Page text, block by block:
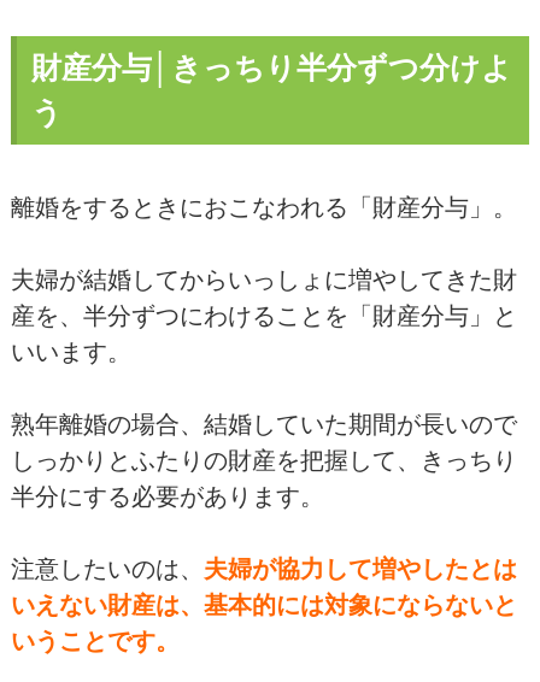
財産分与│きっちり半分ずつ分けよ
う
離婚をするときにおこなわれる「財産分与」。
夫婦が結婚してからいっしょに増やしてきた財
産を、半分ずつにわけることを「財産分与」と
いいます。
熟年離婚の場合、結婚していた期間が長いので
しっかりとふたりの財産を把握して、きっちり
半分にする必要があります。
注意したいのは、 夫婦が協力して増やしたとは
いえない財産は、基本的には対象にならないと
いうことです。